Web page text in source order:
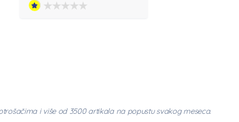
i više od 3500 artikala na popustu svakog meseca.